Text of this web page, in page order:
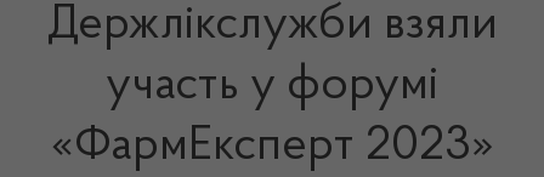
Держлікслужби взяли
участь у форумі
«ФармЕксперт 2023»